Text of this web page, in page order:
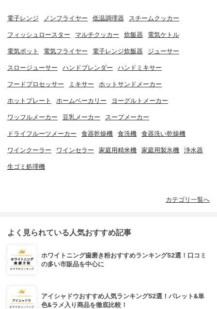
電子レンジ ノンフライヤー 低温調理器 スチームクッカー
フィッシュロースター マルチクッカー 炊飯器 電気ケトル
電気ポット 電気フライヤー 電子レンジ炊飯器 ジューサー
スロージューサー ハンドブレンダー ハンドミキサー
フードプロセッサー ミキサー ホットサンドメーカー
ホットプレート ホームベーカリー ヨーグルトメーカー
ワッフルメーカー 豆乳メーカー スープメーカー
ドライフルーツメーカー 食器乾燥機 食洗機 食器洗い乾燥機
ワインクーラー ワインセラー 家庭用精米機 家庭用製氷機 浄水器
生ゴミ処理機
カテゴリ一覧へ
よく見られている人気おすすめ記事
ホワイトニング歯磨き粉おすすめランキング52選！口コミ
の多い市販品を中心に
アイシャドウおすすめ人気ランキング52選！パレット&単
色&ラメ入り商品を徹底比較！